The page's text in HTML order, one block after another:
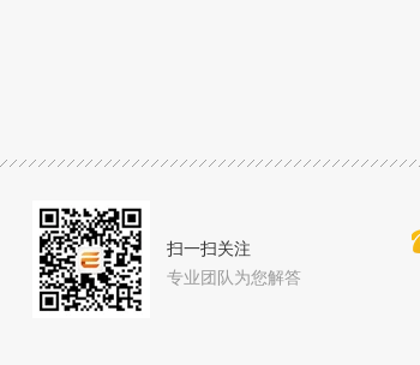
扫一扫关注
专业团队为您解答